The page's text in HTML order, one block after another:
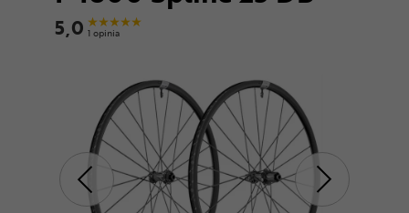
Mapa strony
Buty
Odżywki
Nowości
Superoferta
5,0 1 opinia